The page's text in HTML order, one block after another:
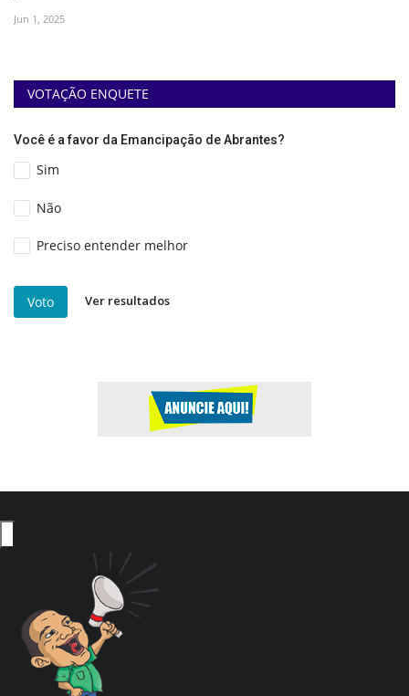
Jun 1, 2025
VOTAÇÃO ENQUETE
Você é a favor da Emancipação de Abrantes?
Sim
Não
Preciso entender melhor
Voto Ver resultados